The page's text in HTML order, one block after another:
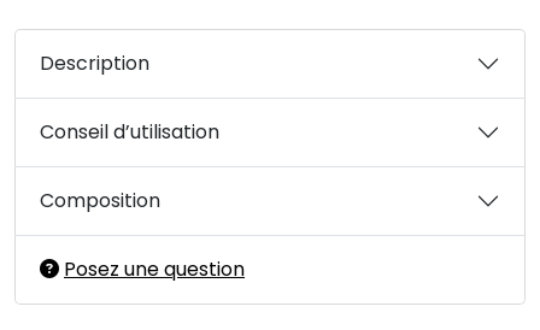
Description
Conseil d’utilisation
Composition
Posez une question